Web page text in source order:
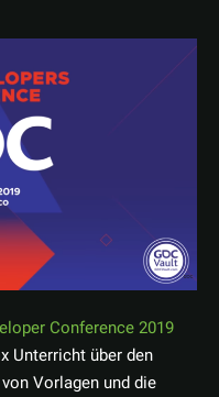
Conference 2019
Unterricht über den
Vorlagen und die